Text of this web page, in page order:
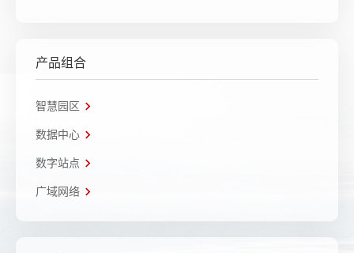
产品组合
智慧园区
数据中心
数字站点
广域网络